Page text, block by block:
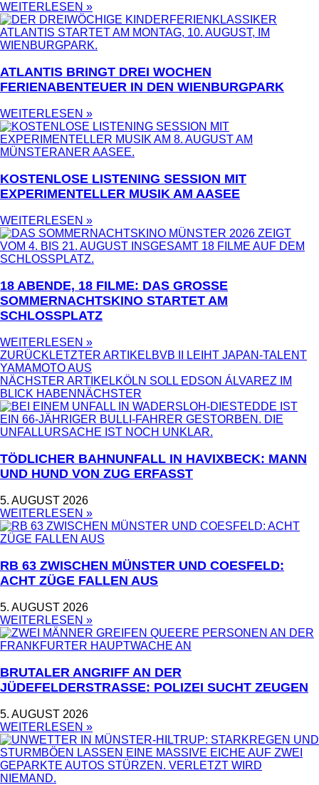
WEITERLESEN »
ATLANTIS BRINGT DREI WOCHEN
FERIENABENTEUER IN DEN WIENBURGPARK
WEITERLESEN »
KOSTENLOSE LISTENING SESSION MIT
EXPERIMENTELLER MUSIK AM AASEE
WEITERLESEN »
18 ABENDE, 18 FILME: DAS GROSSE S
OMMERNACHTSKINO STARTET AM S
CHLOSSPLATZ
WEITERLESEN »
ZURÜCK LETZTER ARTIKELBVB II LEIHT JAPAN-TALENT
YAMAMOTO AUS
NÄCHSTER ARTIKELKÖLN SOLL EDSON ÁLVAREZ IM
BLICK HABEN NÄCHSTER
TÖDLICHER BAHNUNFALL IN HAVIXBECK: MANN
UND HUND VON ZUG ERFASST
5. AUGUST 2026
WEITERLESEN »
RB 63 ZWISCHEN MÜNSTER UND COESFELD:
ACHT ZÜGE FALLEN AUS
5. AUGUST 2026
WEITERLESEN »
BRUTALER ANGRIFF AN DER
JÜDEFELDERSTRASSE: POLIZEI SUCHT ZEUGEN
5. AUGUST 2026
WEITERLESEN »